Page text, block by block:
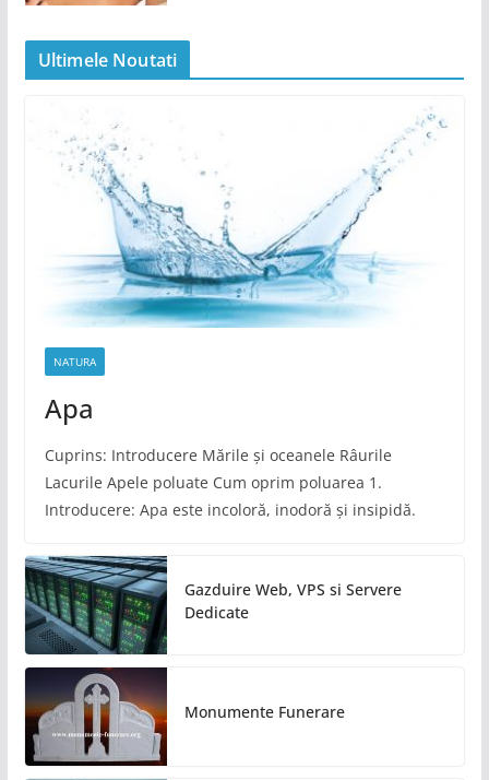
Ultimele Noutati
NATURA
Apa
Cuprins: Introducere Mările și oceanele Râurile
Lacurile Apele poluate Cum oprim poluarea 1.
Introducere: Apa este incoloră, inodoră și insipidă.
Gazduire Web, VPS si Servere
Dedicate
Monumente Funerare